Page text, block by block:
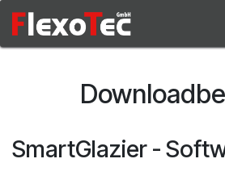
Skip to Content
SmartGlazier -